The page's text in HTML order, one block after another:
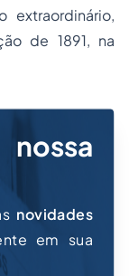
extraordinário,
de 1891, na
novidades
em sua